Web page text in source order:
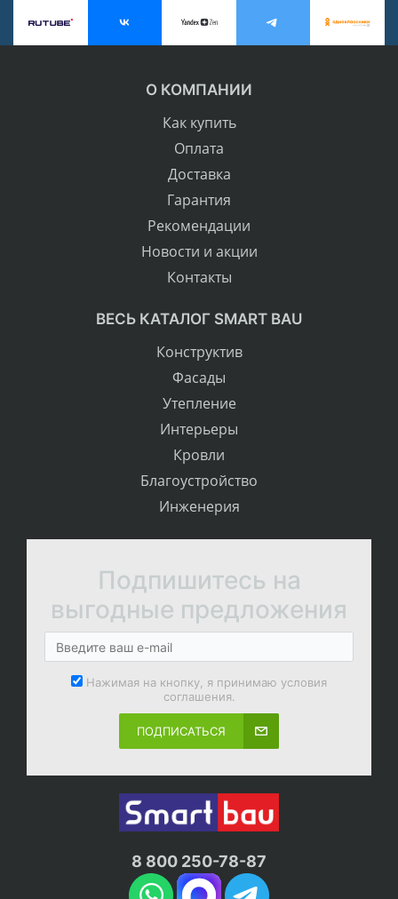
О КОМПАНИИ
Как купить
Оплата
Доставка
Гарантия
Рекомендации
Новости и акции
Контакты
ВЕСЬ КАТАЛОГ SMART BAU
Конструктив
Фасады
Утепление
Интерьеры
Кровли
Благоустройство
Инженерия
Подпишитесь на
выгодные предложения
Нажимая на кнопку, я принимаю условия
соглашения.
ПОДПИСАТЬСЯ
8 800 250-78-87